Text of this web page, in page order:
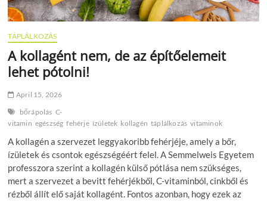
TÁPLÁLKOZÁS
A kollagént nem, de az építőelemeit
lehet pótolni!
April 15, 2026
bőrápolás C-
vitamin egészség fehérje ízületek kollagén táplálkozás vitaminok
A kollagén a szervezet leggyakoribb fehérjéje, amely a bőr,
ízületek és csontok egészségéért felel. A Semmelweis Egyetem
professzora szerint a kollagén külső pótlása nem szükséges,
mert a szervezet a bevitt fehérjékből, C-vitaminból, cinkből és
rézből állít elő saját kollagént. Fontos azonban, hogy ezek az